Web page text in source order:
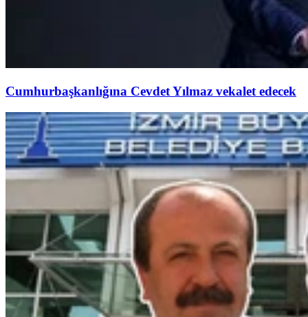
Cumhurbaşkanlığına Cevdet Yılmaz vekalet edecek